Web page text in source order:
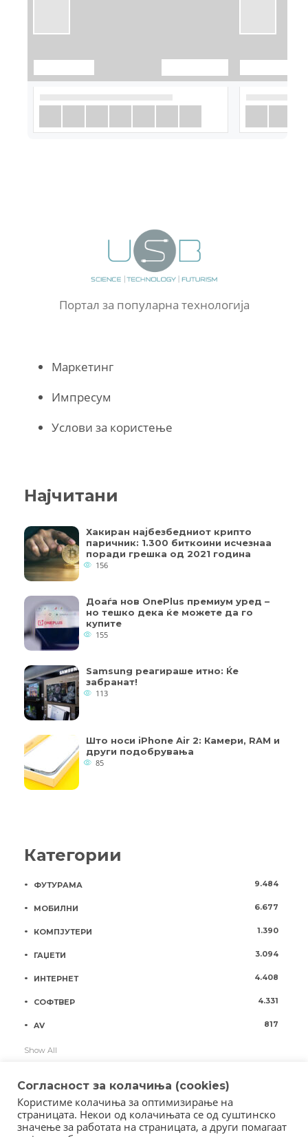
Портал за популарна технологија
Маркетинг
Импресум
Услови за користење
Најчитани
Хакиран најбезбедниот крипто
паричник: 1.300 биткоини исчезнаа
поради грешка од 2021 година
156
Доаѓа нов OnePlus премиум уред –
но тешко дека ќе можете да го
купите
155
Samsung реагираше итно: Ќе
забранат!
113
Што носи iPhone Air 2: Камери, RAM и
други подобрувања
85
Категории
ФУТУРАМА 9.484
МОБИЛНИ 6.677
КОМПЈУТЕРИ 1.390
ГАЏЕТИ 3.094
ИНТЕРНЕТ 4.408
СОФТВЕР 4.331
AV 817
Show All
Согласност за колачиња (cookies)
Користиме колачиња за оптимизирање на
страницата. Некои од колачињата се од суштинско
значење за работата на страницата, а други помагаат